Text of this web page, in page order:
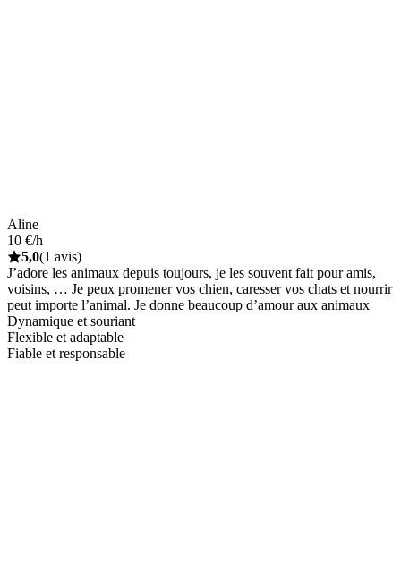
Aline
10 €/h
5,0(1 avis)
J’adore les animaux depuis toujours, je les souvent fait pour amis,
voisins, … Je peux promener vos chien, caresser vos chats et nourrir
peut importe l’animal. Je donne beaucoup d’amour aux animaux
Dynamique et souriant
Flexible et adaptable
Fiable et responsable